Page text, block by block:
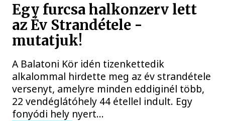
Egy furcsa halkonzerv lett
az Év Strandétele -
mutatjuk!
A Balatoni Kör idén tizenkettedik
alkalommal hirdette meg az év strandétele
versenyt, amelyre minden eddiginél több,
22 vendéglátóhely 44 étellel indult. Egy
fonyódi hely nyert...